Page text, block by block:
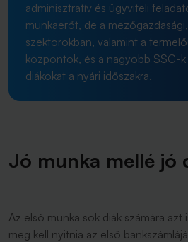
adminisztratív és ügyviteli
munkaerőt, de a
szektorokban, valamint a
központok, és a nagyobb SSC-
diákokat a nyári időszakra.
Jó munka mellé jó
Az első munka sok diák számára
meg kell nyitnia az első